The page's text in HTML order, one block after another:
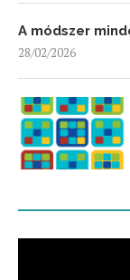
A módszer
28/02/2026